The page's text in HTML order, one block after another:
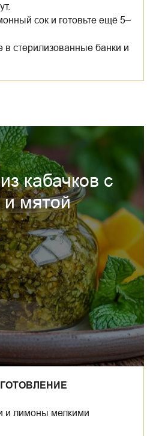
сок и готовьте ещё 5–
в стерилизованные банки и
кабачков с
мятой
и лимоны мелкими